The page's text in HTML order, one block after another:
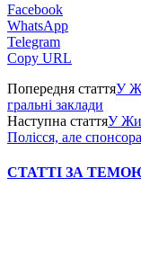
Facebook
WhatsApp
Telegram
Copy URL
Попередня статтяУ
гральні заклади
Наступна статтяУ
Полісся, але
СТАТТІ ЗА